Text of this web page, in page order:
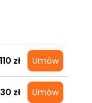
110 zł Umów
zł Umów